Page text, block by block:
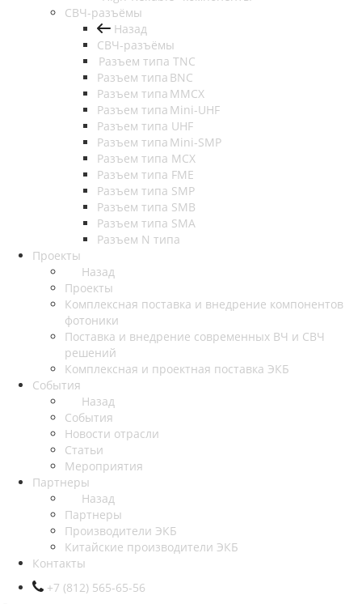
СВЧ-разъёмы
Назад
СВЧ-разъёмы
Разъем типа TNC
Разъем типа BNC
Разъем типа MMCX
Разъем типа Mini-UHF
Разъем типа UHF
Разъем типа Mini-SMP
Разъем типа MCX
Разъем типа FME
Разъем типа SMP
Разъем типа SMB
Разъем типа SMA
Разъем N типа
Проекты
Назад
Проекты
Комплексная поставка и внедрение компонентов
фотоники
Поставка и внедрение современных ВЧ и СВЧ
решений
Комплексная и проектная поставка ЭКБ
События
Назад
События
Новости отрасли
Статьи
Мероприятия
Партнеры
Назад
Партнеры
Производители ЭКБ
Китайские производители ЭКБ
Контакты
+7 (812) 565-65-56